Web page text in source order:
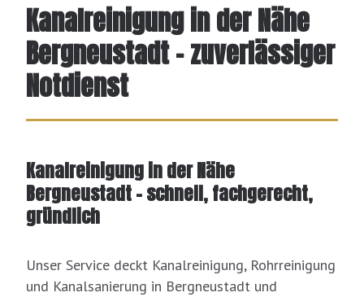
Kanalreinigung in der Nähe
Bergneustadt – zuverlässiger
Notdienst
Kanalreinigung in der Nähe
Bergneustadt – schnell, fachgerecht,
gründlich
Unser Service deckt Kanalreinigung, Rohrreinigung
und Kanalsanierung in Bergneustadt und